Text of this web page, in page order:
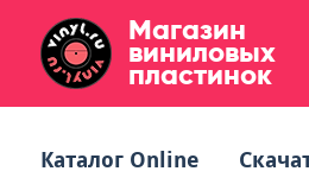
Магазин
виниловых
пластинок
Каталог Online